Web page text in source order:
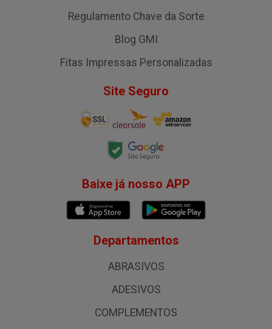
Regulamento Chave da Sorte
Blog GMI
Fitas Impressas Personalizadas
Site Seguro
Baixe já nosso APP
Departamentos
ABRASIVOS
ADESIVOS
COMPLEMENTOS